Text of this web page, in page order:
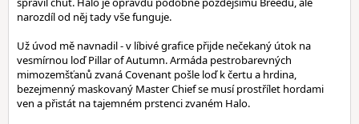
narozdíl od něj tady vše funguje.
Už úvod mě navnadil - v líbivé grafice přijde nečekaný útok na
vesmírnou loď Pillar of Autumn. Armáda pestrobarevných
mimozemšťanů zvaná Covenant pošle loď k čertu a hrdina,
bezejmenný maskovaný Master Chief se musí prostřílet hordami
ven a přistát na tajemném prstenci zvaném Halo.